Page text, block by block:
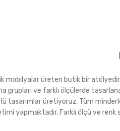
üreten butik bir
grupları ve farklı ölçülerde
tasarımlar üretiyoruz. Tüm
yapmaktadır. Farklı ölçü ve